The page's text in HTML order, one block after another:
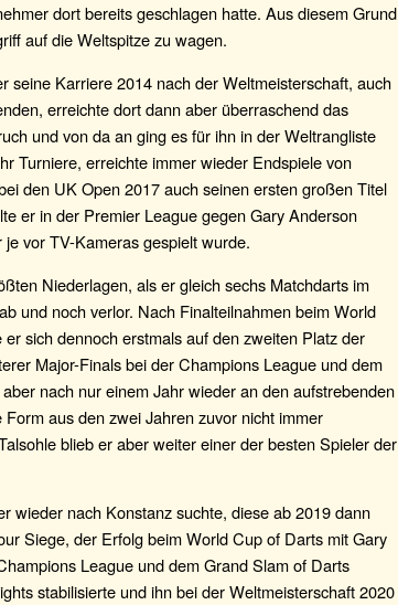
dort bereits geschlagen hatte. Aus diesem Grund
auf die Weltspitze zu wagen.
seine Karriere 2014 nach der Weltmeisterschaft, auch
erreichte dort dann aber überraschend das
und von da an ging es für ihn in der Weltrangliste
Turniere, erreichte immer wieder Endspiele von
den UK Open 2017 auch seinen ersten großen Titel
er in der Premier League gegen Gary Anderson
vor TV-Kameras gespielt wurde.
Niederlagen, als er gleich sechs Matchdarts im
und noch verlor. Nach Finalteilnahmen beim World
sich dennoch erstmals auf den zweiten Platz der
Major-Finals bei der Champions League und dem
nach nur einem Jahr wieder an den aufstrebenden
aus den zwei Jahren zuvor nicht immer
blieb er aber weiter einer der besten Spieler der
wieder nach Konstanz suchte, diese ab 2019 dann
Siege, der Erfolg beim World Cup of Darts mit Gary
League und dem Grand Slam of Darts
stabilisierte und ihn bei der Weltmeisterschaft 2020